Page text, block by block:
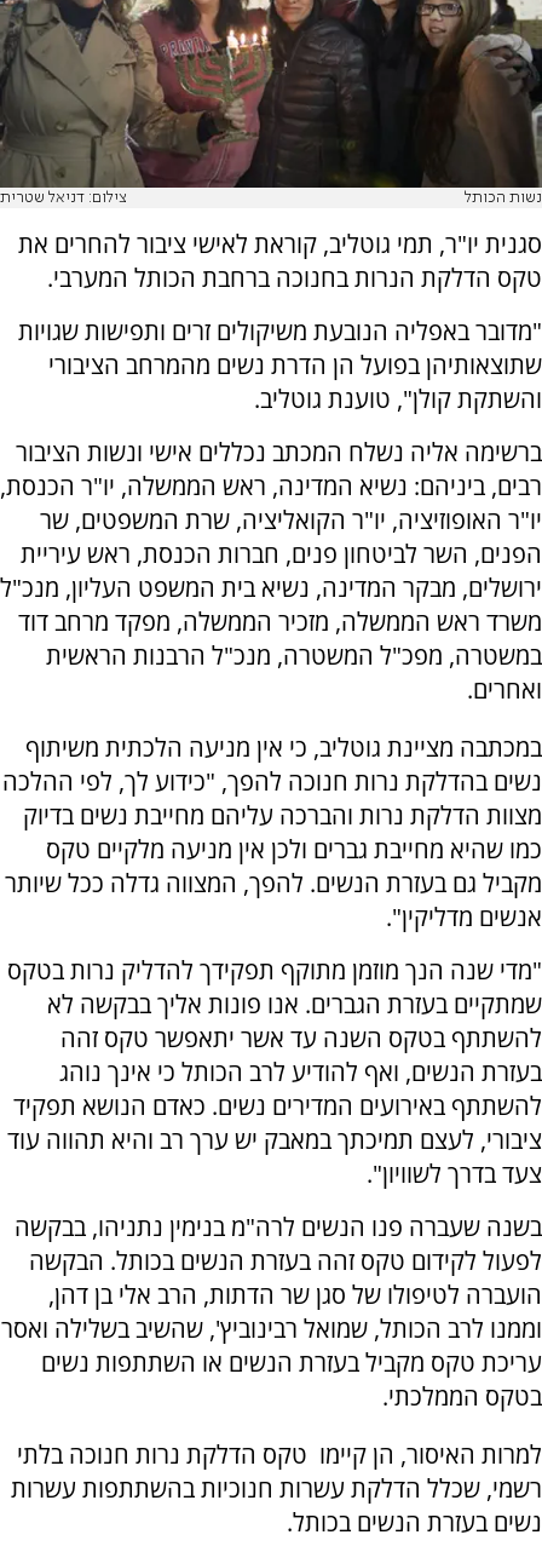
נשות הכותל צילום: דניאל שטרית
סגנית יו"ר, תמי גוטליב, קוראת לאישי ציבור להחרים את
טקס הדלקת הנרות בחנוכה ברחבת הכותל המערבי.
"מדובר באפליה הנובעת משיקולים זרים ותפישות שגויות
שתוצאותיהן בפועל הן הדרת נשים מהמרחב הציבורי
והשתקת קולן", טוענת גוטליב.
ברשימה אליה נשלח המכתב נכללים אישי ונשות הציבור
רבים, ביניהם: נשיא המדינה, ראש הממשלה, יו"ר הכנסת,
יו"ר האופוזיציה, יו"ר הקואליציה, שרת המשפטים, שר
הפנים, השר לביטחון פנים, חברות הכנסת, ראש עיריית
ירושלים, מבקר המדינה, נשיא בית המשפט העליון, מנכ"ל
משרד ראש הממשלה, מזכיר הממשלה, מפקד מרחב דוד
במשטרה, מפכ"ל המשטרה, מנכ"ל הרבנות הראשית
ואחרים.
במכתבה מציינת גוטליב, כי אין מניעה הלכתית משיתוף
נשים בהדלקת נרות חנוכה להפך, "כידוע לך, לפי ההלכה
מצוות הדלקת נרות והברכה עליהם מחייבת נשים בדיוק
כמו שהיא מחייבת גברים ולכן אין מניעה מלקיים טקס
מקביל גם בעזרת הנשים. להפך, המצווה גדלה ככל שיותר
אנשים מדליקין".
"מדי שנה הנך מוזמן מתוקף תפקידך להדליק נרות בטקס
שמתקיים בעזרת הגברים. אנו פונות אליך בבקשה לא
להשתתף בטקס השנה עד אשר יתאפשר טקס זהה
בעזרת הנשים, ואף להודיע לרב הכותל כי אינך נוהג
להשתתף באירועים המדירים נשים. כאדם הנושא תפקיד
ציבורי, לעצם תמיכתך במאבק יש ערך רב והיא תהווה עוד
צעד בדרך לשוויון".
בשנה שעברה פנו הנשים לרה"מ בנימין נתניהו, בבקשה
לפעול לקידום טקס זהה בעזרת הנשים בכותל. הבקשה
הועברה לטיפולו של סגן שר הדתות, הרב אלי בן דהן,
וממנו לרב הכותל, שמואל רבינוביץ', שהשיב בשלילה ואסר
עריכת טקס מקביל בעזרת הנשים או השתתפות נשים
בטקס הממלכתי.
למרות האיסור, הן קיימו טקס הדלקת נרות חנוכה בלתי
רשמי, שכלל הדלקת עשרות חנוכיות בהשתתפות עשרות
נשים בעזרת הנשים בכותל.